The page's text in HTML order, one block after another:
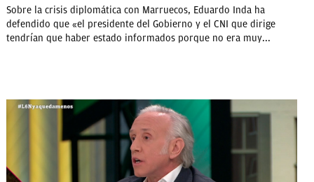
Sobre la crisis diplomática con Marruecos, Eduardo Inda ha
defendido que «el presidente del Gobierno y el CNI que dirige
tendrían que haber estado informados porque no era muy...